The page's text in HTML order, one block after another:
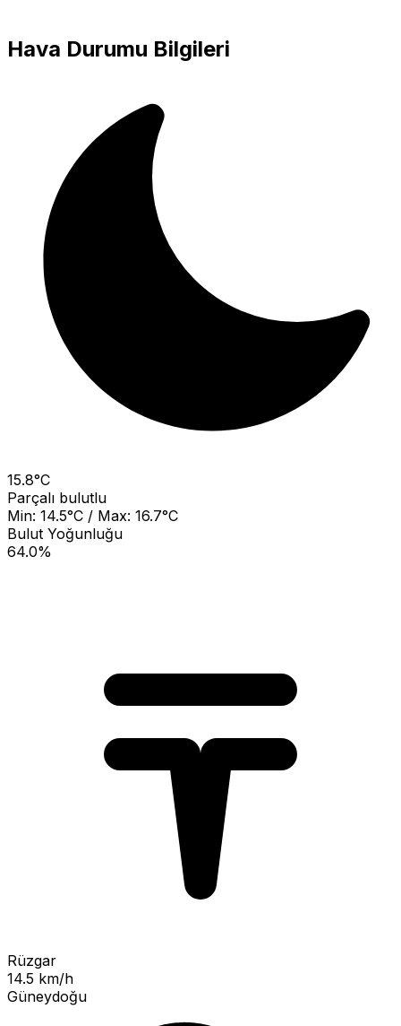
Hava Durumu Bilgileri
15.8°C
Parçalı bulutlu
Min: 14.5°C / Max: 16.7°C
Bulut Yoğunluğu
64.0%
Rüzgar
14.5 km/h
Güneydoğu